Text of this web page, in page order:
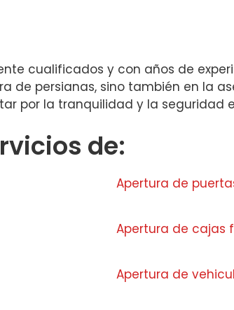
cualificados y con años de
de persianas, sino también en la
por la tranquilidad y la seguridad
de:
Apertura de
Apertura de cajas
Apertura de